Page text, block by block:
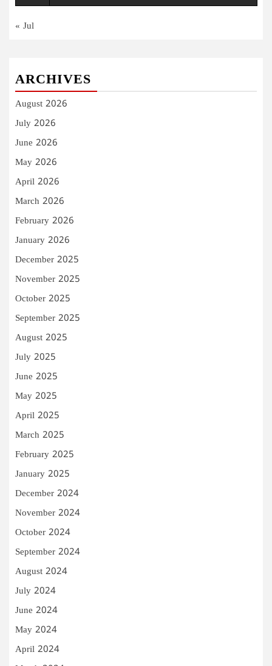
« Jul
ARCHIVES
August 2026
July 2026
June 2026
May 2026
April 2026
March 2026
February 2026
January 2026
December 2025
November 2025
October 2025
September 2025
August 2025
July 2025
June 2025
May 2025
April 2025
March 2025
February 2025
January 2025
December 2024
November 2024
October 2024
September 2024
August 2024
July 2024
June 2024
May 2024
April 2024